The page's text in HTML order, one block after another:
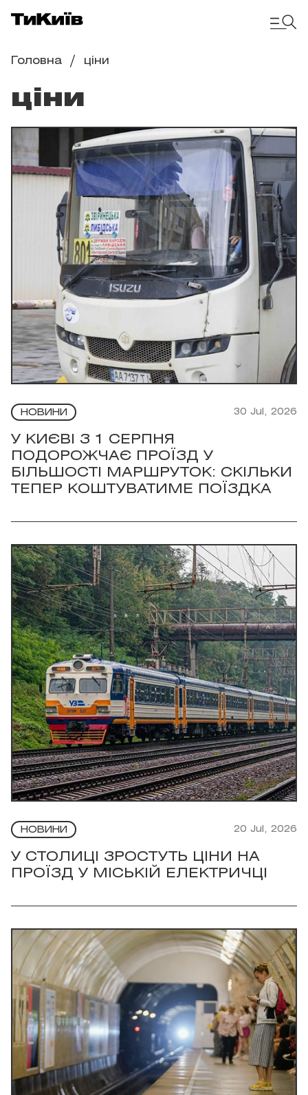
Головна ціни
ціни
НОВИНИ 30 Jul, 2026
У КИЄВІ З 1 СЕРПНЯ
ПОДОРОЖЧАЄ ПРОЇЗД У
БІЛЬШОСТІ МАРШРУТОК: СКІЛЬКИ
ТЕПЕР КОШТУВАТИМЕ ПОЇЗДКА
НОВИНИ 20 Jul, 2026
У СТОЛИЦІ ЗРОСТУТЬ ЦІНИ НА
ПРОЇЗД У МІСЬКІЙ ЕЛЕКТРИЧЦІ